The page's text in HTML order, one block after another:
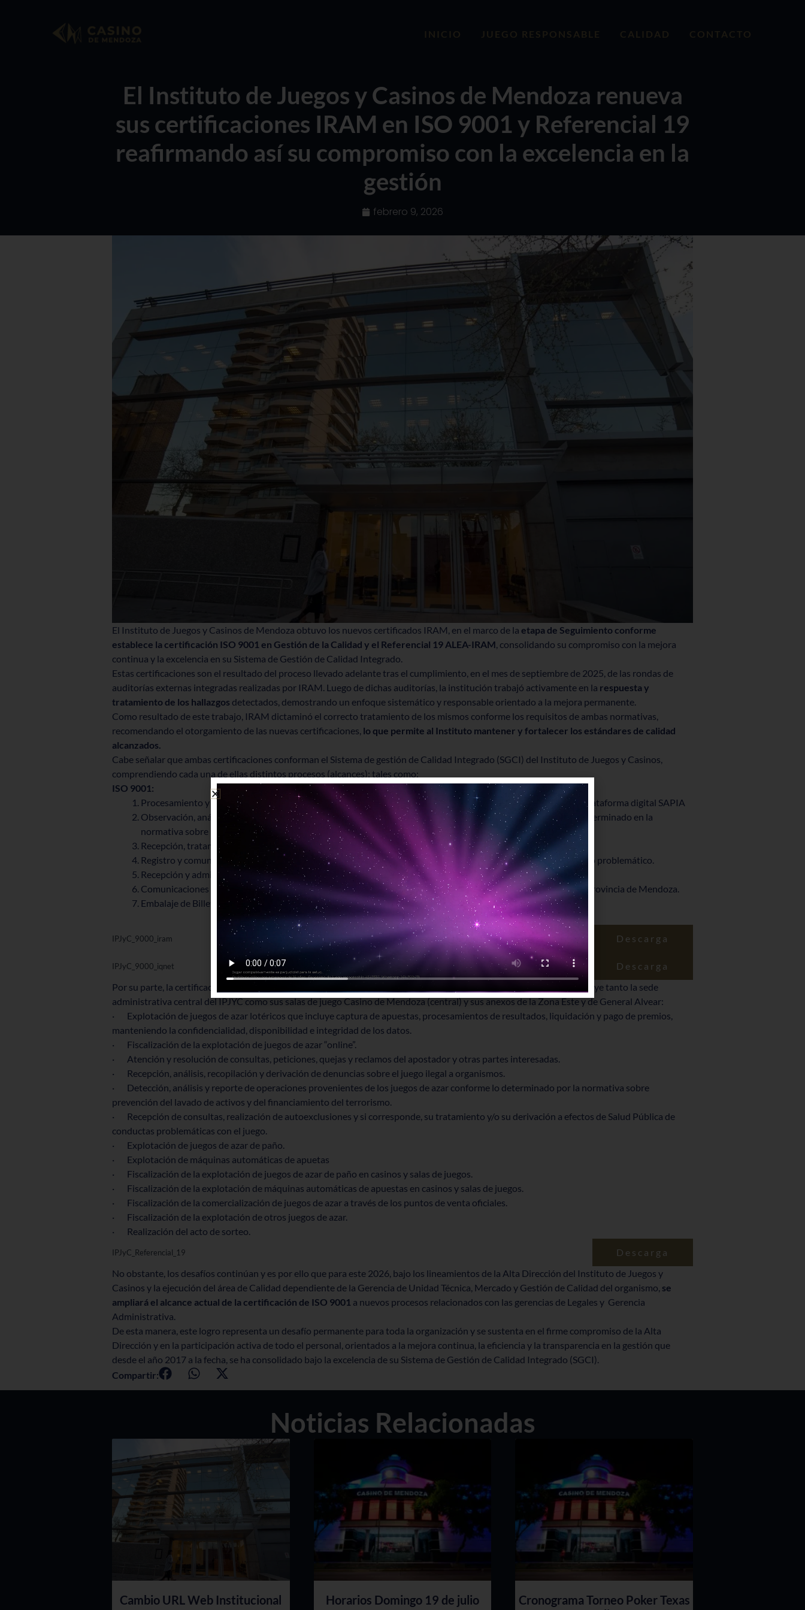
INICIO JUEGO RESPONSABLE CALIDAD CONTACTO
El Instituto de Juegos y Casinos de Mendoza renueva
sus certificaciones IRAM en ISO 9001 y Referencial 19
reafirmando así su compromiso con la excelencia en la
gestión
febrero 9, 2026
El Instituto de Juegos y Casinos de Mendoza obtuvo los nuevos certificados IRAM, en el marco de la etapa de Seguimiento conforme
establece la certificación ISO 9001 en Gestión de la Calidad y el Referencial 19 ALEA-IRAM, consolidando su compromiso con la mejora
continua y la excelencia en su Sistema de Gestión de Calidad Integrado.
Estas certificaciones son el resultado del proceso llevado adelante tras el cumplimiento, en el mes de septiembre de 2025, de las rondas de
auditorías externas integradas realizadas por IRAM. Luego de dichas auditorías, la institución trabajó activamente en la respuesta y
tratamiento de los hallazgos detectados, demostrando un enfoque sistemático y responsable orientado a la mejora permanente.
Como resultado de este trabajo, IRAM dictaminó el correcto tratamiento de los mismos conforme los requisitos de ambas normativas,
recomendando el otorgamiento de las nuevas certificaciones, lo que permite al Instituto mantener y fortalecer los estándares de calidad
alcanzados.
Cabe señalar que ambas certificaciones conforman el Sistema de gestión de Calidad Integrado (SGCI) del Instituto de Juegos y Casinos,
comprendiendo cada una de ellas distintos procesos (alcances); tales como:
ISO 9001:
Procesamiento y divulgación de la información de los juegos de azar y transferencias de fondos a través de la plataforma digital SAPIA
Observación, análisis y reporte de operaciones sospechosas, proveniente de los juegos de azar, conforme lo determinado en la
normativa sobre prevención del lavado de activos y del financiamiento del terrorismo.
Recepción, tratamiento y resolución de consultas y reclamos.
Registro y comunicación de jugadores autoexcluidos, y prevención en el marco del programa provincial de juego problemático.
Recepción y admisión de turnos para la asistencia primaria en patologías de juego problemático.
Comunicaciones digitales a clientes, jugadores, medios de comunicación, otras salas de juego y gobierno de la provincia de Mendoza.
Embalaje de Billetes
IPJyC_9000_iram Descarga
IPJyC_9000_iqnet
Descarga
Por su parte, la certificación bajo el
involucra a todo el organismo con un alcance que incluye tanto la sede
administrativa central del IPJYC como sus salas de juego Casino de Mendoza (central) y sus anexos de la Zona Este y de General Alvear:
· Explotación de juegos de azar lotéricos que incluye captura de apuestas, procesamientos de resultados, liquidación y pago de premios,
manteniendo la confidencialidad, disponibilidad e integridad de los datos.
· Fiscalización de la explotación de juegos de azar “online”.
· Atención y resolución de consultas, peticiones, quejas y reclamos del apostador y otras partes interesadas.
· Recepción, análisis, recopilación y derivación de denuncias sobre el juego ilegal a organismos.
· Detección, análisis y reporte de operaciones provenientes de los juegos de azar conforme lo determinado por la normativa sobre
prevención del lavado de activos y del financiamiento del terrorismo.
· Recepción de consultas, realización de autoexclusiones y si corresponde, su tratamiento y/o su derivación a efectos de Salud Pública de
conductas problemáticas con el juego.
· Explotación de juegos de azar de paño.
· Explotación de máquinas automáticas de apuetas
· Fiscalización de la explotación de juegos de azar de paño en casinos y salas de juegos.
· Fiscalización de la explotación de máquinas automáticas de apuestas en casinos y salas de juegos.
· Fiscalización de la comercialización de juegos de azar a través de los puntos de venta oficiales.
· Fiscalización de la explotación de otros juegos de azar.
· Realización del acto de sorteo.
IPJyC_Referencial_19
Descarga
No obstante, los desafíos continúan y es por ello que para este 2026, bajo los lineamientos de la Alta Dirección del Instituto de Juegos y
Casinos y la ejecución del área de Calidad dependiente de la Gerencia de Unidad Técnica, Mercado y Gestión de Calidad del organismo, se
ampliará el alcance actual de la certificación de ISO 9001 a nuevos procesos relacionados con las gerencias de Legales y Gerencia
Administrativa.
De esta manera, este logro representa un desafío permanente para toda la organización y se sustenta en el firme compromiso de la Alta
Dirección y en la participación activa de todo el personal, orientados a la mejora continua, la eficiencia y la transparencia en la gestión que
desde el año 2017 a la fecha, se ha consolidado bajo la excelencia de su Sistema de Gestión de Calidad Integrado (SGCI).
Compartir:
Noticias Relacionadas
Cambio URL Web Institucional Horarios Domingo 19 de julio
Cronograma Torneo Poker Texas